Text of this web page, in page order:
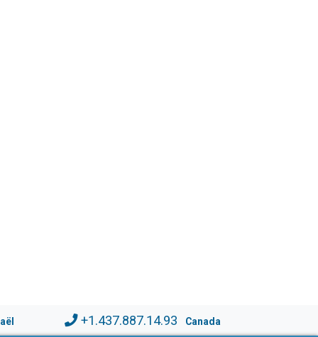
+1.437.887.14.93 Canada